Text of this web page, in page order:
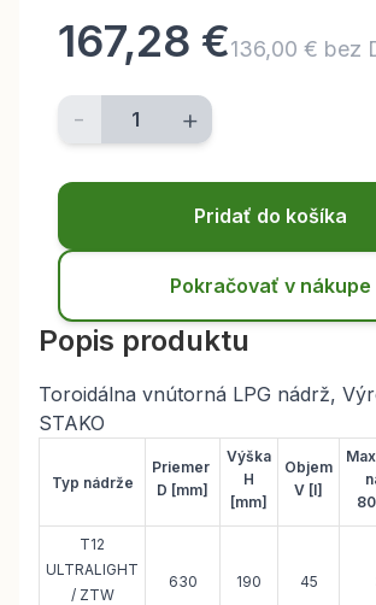
167,28 €136,00 € bez
- +
Pridať do košíka
Pokračovať v nákupe
Popis produktu
Toroidálna vnútorná LPG nádrž,
STAKO
Typ nádrže
Priemer
D [mm]
Výška
H
[mm]
Objem
V [l]
T12
ULTRALIGHT
/ ZTW
630 190 45